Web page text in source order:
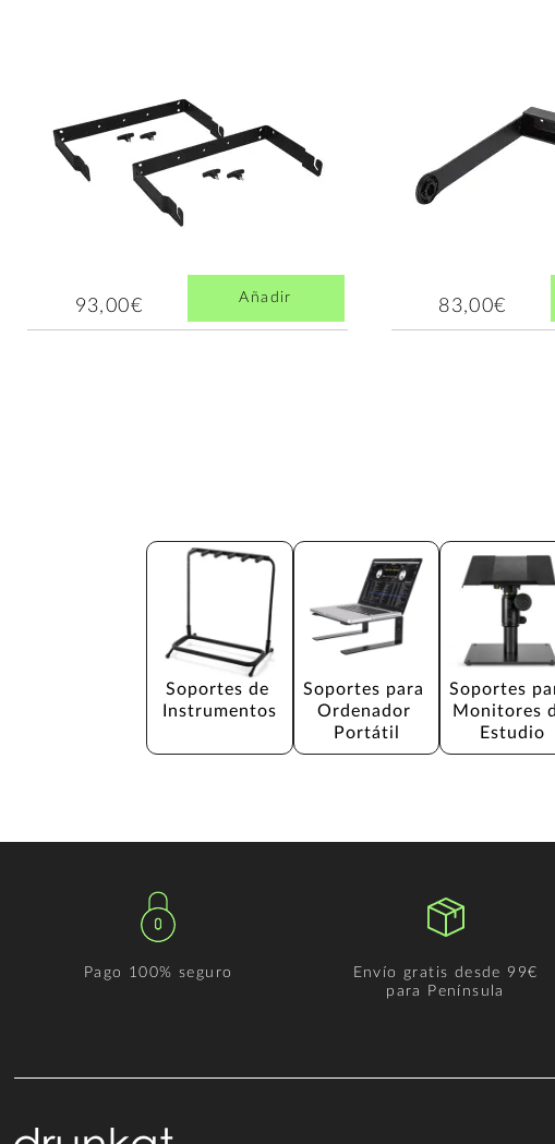
93,00€ Añadir 83,00€
Soportes de
Instrumentos
Soportes para
Ordenador
Portátil
Soportes
Monitores
Estudio
Pago 100% seguro
Envío gratis desde 99€
para Península